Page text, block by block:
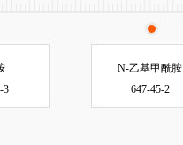
3
N-乙基甲酰胺
647-45-2